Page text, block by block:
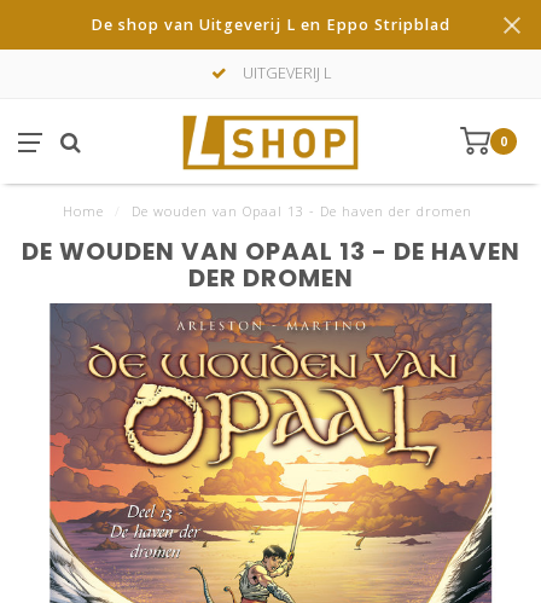
De shop van Uitgeverij L en Eppo Stripblad
UITGEVERIJ L
0
Home De wouden van Opaal 13 - De haven der dromen
DE WOUDEN VAN OPAAL 13 - DE HAVEN
DER DROMEN